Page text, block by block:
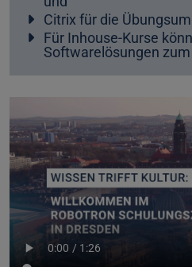
Citrix für die
Für Inhouse-Kurse
Softwarelösungen